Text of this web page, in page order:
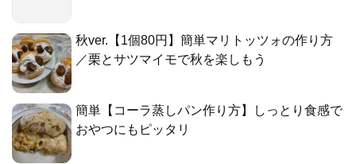
秋ver.【1個80円】簡単マリトッツォの作り方
／栗とサツマイモで秋を楽しもう
簡単【コーラ蒸しパン作り方】しっとり食感で
おやつにもピッタリ